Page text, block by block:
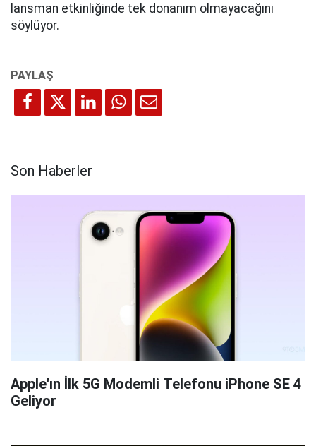
lansman etkinliğinde tek donanım olmayacağını
söylüyor.
Son Haberler
Apple'ın İlk 5G Modemli Telefonu iPhone SE 4
Geliyor